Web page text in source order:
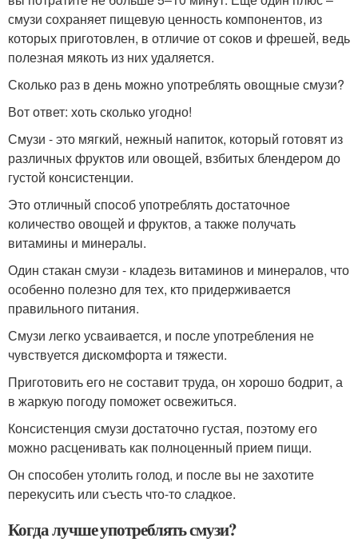
смузи сохраняет пищевую ценность компонентов, из
которых приготовлен, в отличие от соков и фрешей, ведь
полезная мякоть из них удаляется.
Сколько раз в день можно употреблять овощные смузи?
Вот ответ: хоть сколько угодно!
Смузи - это мягкий, нежный напиток, который готовят из
различных фруктов или овощей, взбитых блендером до
густой консистенции.
Это отличный способ употреблять достаточное
количество овощей и фруктов, а также получать
витамины и минералы.
Один стакан смузи - кладезь витаминов и минералов, что
особенно полезно для тех, кто придерживается
правильного питания.
Смузи легко усваивается, и после употребления не
чувствуется дискомфорта и тяжести.
Приготовить его не составит труда, он хорошо бодрит, а
в жаркую погоду поможет освежиться.
Консистенция смузи достаточно густая, поэтому его
можно расценивать как полноценный прием пищи.
Он способен утолить голод, и после вы не захотите
перекусить или съесть что-то сладкое.
Когда лучше употреблять смузи?